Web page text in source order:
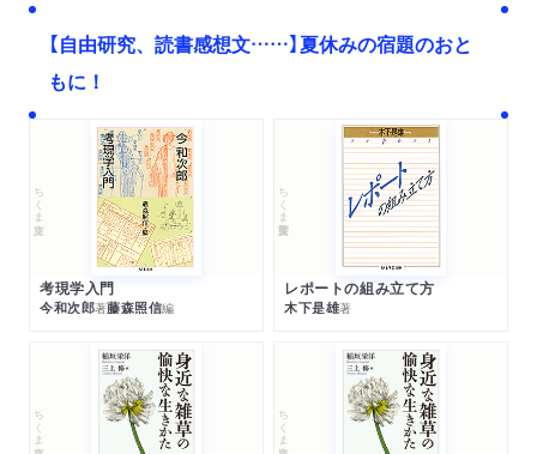
【自由研究、読書感想文……】夏休みの宿題のおと
もに！
ちくま文庫
考現学入門
今和次郎著藤森照信編
ちくま学芸文庫
レポートの組み立て方
木下是雄著
ちくま文庫 ちくま文庫